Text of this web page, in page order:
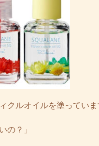
クルオイルを塗っていま
の？」